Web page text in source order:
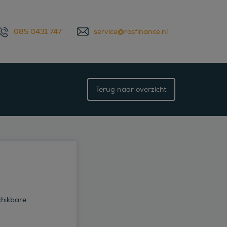
085 0431 747 service@rosfinance.nl
Terug naar overzicht